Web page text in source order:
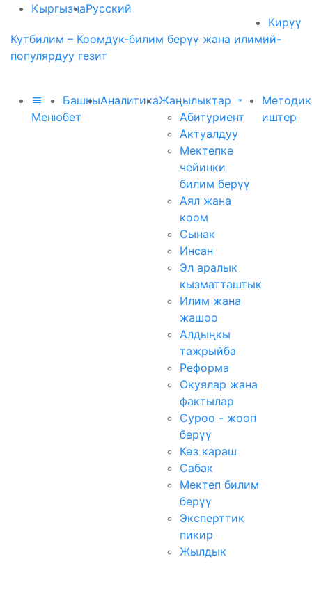
КыргызчаРусский
Кирүү
Кутбилим – Коомдук-билим берүү жана илимий-
популярдуу гезит
Меню
Башкы
бет
АналитикаЖаңылыктар
Абитуриент
Актуалдуу
Мектепке
чейинки
билим берүү
Аял жана
коом
Сынак
Инсан
Эл аралык
кызматташтык
Илим жана
жашоо
Алдыңкы
тажрыйба
Реформа
Окуялар жана
фактылар
Суроо - жооп
берүү
Көз караш
Сабак
Мектеп билим
берүү
Эксперттик
пикир
Жылдык
иштер